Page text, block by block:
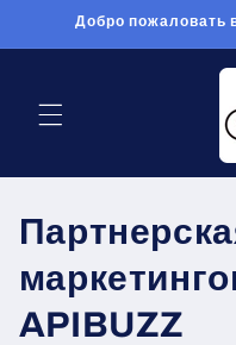
контенту
Добро
APIBUZZ